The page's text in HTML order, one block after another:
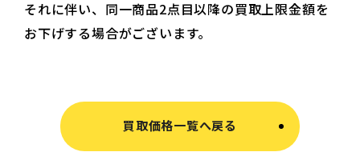
それに伴い、同一商品2点目以降の買取上限金額を
お下げする場合がございます。
買取価格一覧へ戻る